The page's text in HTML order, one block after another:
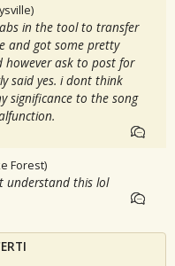
in the tool to transfer
and got some pretty
however ask to post for
said yes. i dont think
significance to the song
Forest)
understand this lol